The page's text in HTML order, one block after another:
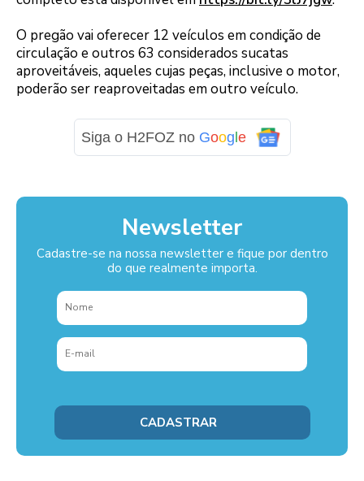
O pregão vai oferecer 12 veículos em condição de
circulação e outros 63 considerados sucatas
aproveitáveis, aqueles cujas peças, inclusive o motor,
poderão ser reaproveitadas em outro veículo.
Siga o H2FOZ no Goog e
Newsletter
Cadastre-se na nossa newsletter e fique por dentro
do que realmente importa.